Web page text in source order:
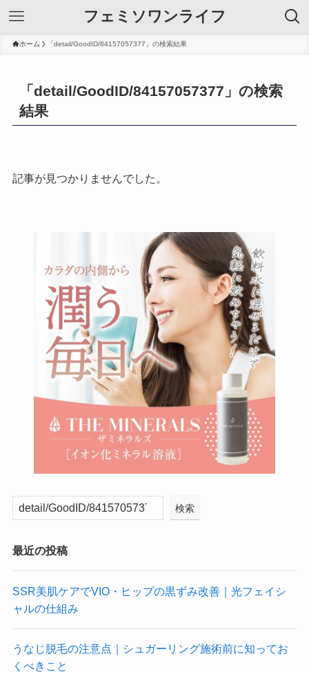
フェミソワンライフ
ホーム 「detail/GoodID/84157057377」の検索結果
「detail/GoodID/84157057377」の検索
結果
記事が見つかりませんでした。
検索
最近の投稿
SSR美肌ケアでVIO・ヒップの黒ずみ改善｜光フェイシ
ャルの仕組み
うなじ脱毛の注意点｜シュガーリング施術前に知ってお
くべきこと